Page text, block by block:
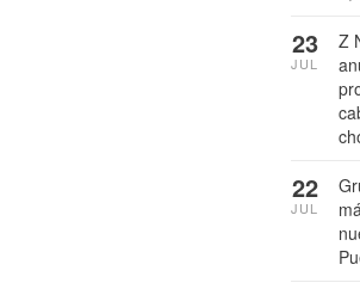
Z
23
JUL
22
JUL